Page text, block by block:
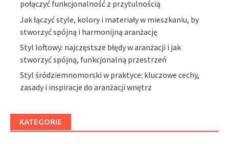
połączyć funkcjonalność z przytulnością
Jak łączyć style, kolory i materiały w mieszkaniu, by
stworzyć spójną i harmonijną aranżację
Styl loftowy: najczęstsze błędy w aranżacji i jak
stworzyć spójną, funkcjonalną przestrzeń
Styl śródziemnomorski w praktyce: kluczowe cechy,
zasady i inspiracje do aranżacji wnętrz
KATEGORIE